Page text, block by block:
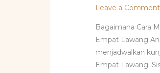
Leave a Comment
Bagaimana Cara
Empat Lawang
menjadwalkan
Empat Lawang.